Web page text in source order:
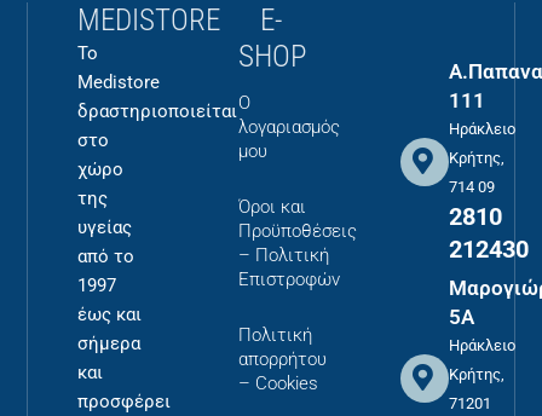
MEDISTORE
Το
Medistore
δραστηριοποιείται
στο
χώρο
της
υγείας
από το
1997
έως και
σήμερα
και
προσφέρει
E-
SHOP
Ο
λογαριασμός
μου
Όροι και
Προϋποθέσεις
– Πολιτική
Επιστροφών
Πολιτική
απορρήτου
– Cookies
111
Ηράκλειο
Κρήτης,
714 09
2810
212430
5Α
Ηράκλειο
Κρήτης,
71201